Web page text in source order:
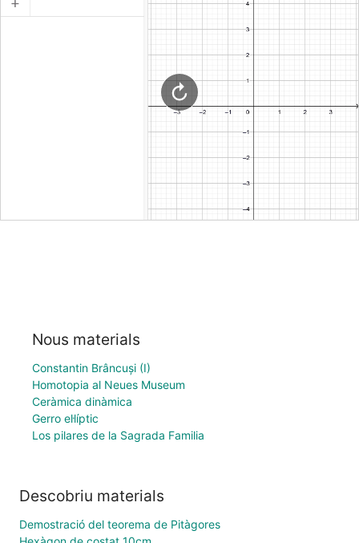
Nous materials
Constantin Brâncuși (I)
Homotopia al Neues Museum
Ceràmica dinàmica
Gerro el·líptic
Los pilares de la Sagrada Familia
Descobriu materials
Demostració del teorema de Pitàgores